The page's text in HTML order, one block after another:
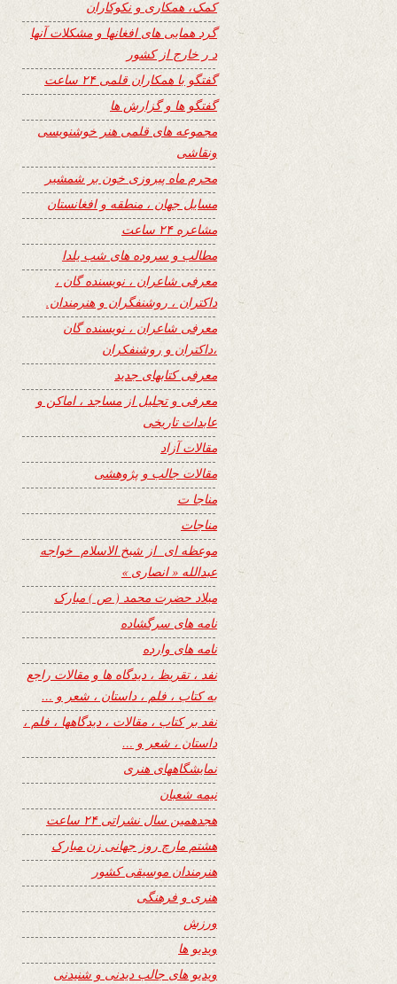
کمک، همکاری و نکوکاران
گرد همایی های افغانها و مشکلات آنها
د ر خارج از کشور
گفتگو با همکاران قلمی ۲۴ ساعت
گفتگو ها و گزارش ها
مجموعه های قلمی هنر خوشنویسی
ونقاشی
محرم ماه پیروزی خون بر شمشیر
مسایل جهان ، منطقه و افغانستان
مشاعره ۲۴ ساعت
مطالب و سروده های شب یلدا
معرفی شاعران ، نویسنده گان ،
داکتران ، روشنفگران و هنرمندان.
معرفی شاعران ، نویسنده گان
،داکتران و روشنفکران
معرفی کتابهای جدید
معرفی و تجلیل از مساجد ، اماکن و
عابدات تاریخی
مقالات آزاد
مقالات جالب و پژوهشی
مناجا ت
مناجات
موعظه ای از شیخ الاسلام خواجه
عبدالله « انصاری »
میلاد حضرت محمد ( ص ) مبارک
نامه های سرگشاده
نامه های وارده
نفد ، تقریظ ، دیدگاه ها و مقالات راجع
به کتاب ، فلم ، داستان ، شعر و …
نفد بر کتاب ، مقالات ، دیدگاهها ، فلم ،
داستان ، شعر و …
نمایشگاههای هنری
نیمه شعبان
هجدهمین سال نشراتی ۲۴ ساعت
هشتم مارچ روز جهانی زن مبارک
هنرمندان موسیقی کشور
هنری و فرهنگی
ورزش
ویدیو ها
ویدیو های جالب دیدنی و شنیدنی